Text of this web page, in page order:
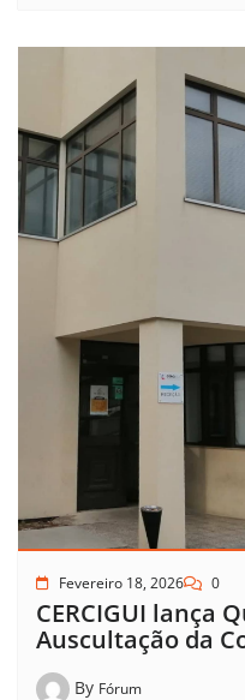
Fevereiro 18, 2026 0
CERCIGUI lança
Auscultação da
By Fórum